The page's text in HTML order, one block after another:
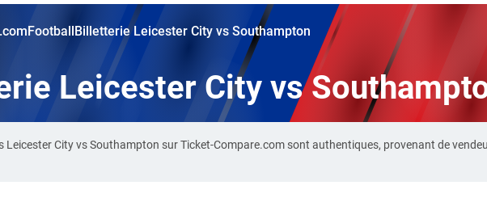
FootballBilletterie Leicester City vs Southampton
Leicester City vs
Leicester City vs Southampton sur Ticket-Compare.com sont authentiques, provenant de